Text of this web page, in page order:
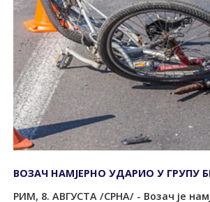
ВОЗАЧ НАМЈЕРНО УДАРИО У ГРУПУ
РИМ, 8. АВГУСТА /СРНА/ - Возач је